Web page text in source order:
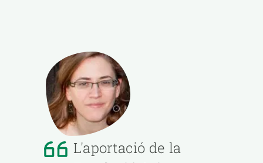
L'aportació de la